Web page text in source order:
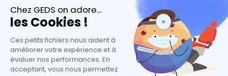
Réponse de GEDS
Merci beaucoup Maxime pour ton retour 🙏 !
Nous sommes ravis d’avoir pu
t’accompagner avec réactivité et conseils
pour ton projet. Toute l’équipe te souhaite
une belle réussite dans tes études de